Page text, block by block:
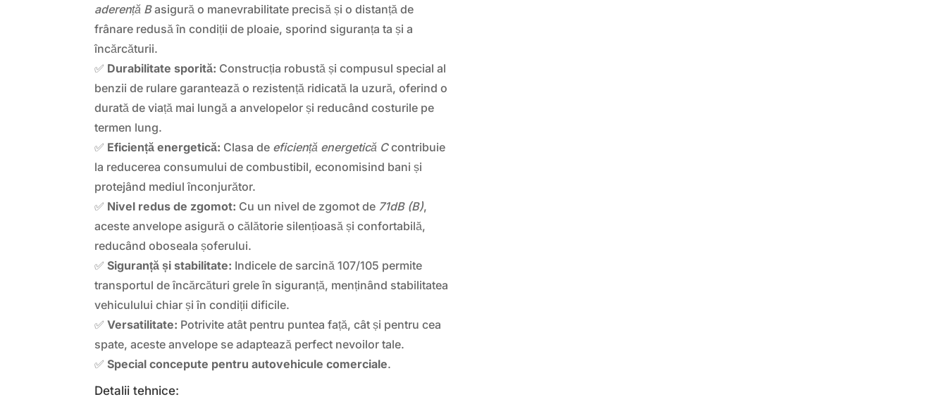
aderență Basigură o manevrabilitate precisă și o distanță de
frânare redusă în condiții de ploaie, sporind siguranța ta și a
încărcăturii.
✅ Durabilitate sporită: Construcția robustă și compusul special al
benzii de rulare garantează o rezistență ridicată la uzură, oferind o
durată de viață mai lungă a anvelopelor și reducând costurile pe
termen lung.
✅ Eficiență energetică: Clasa de eficiență energetică Ccontribuie
la reducerea consumului de combustibil, economisind bani și
protejând mediul înconjurător.
✅ Nivel redus de zgomot: Cu un nivel de zgomot de 71dB (B),
aceste anvelope asigură o călătorie silențioasă și confortabilă,
reducând oboseala șoferului.
✅Siguranță și stabilitate: Indicele de sarcină 107/105 permite
transportul de încărcături grele în siguranță, menținând stabilitatea
vehiculului chiar și în condiții dificile.
✅Versatilitate: Potrivite atât pentru puntea față, cât și pentru cea
spate, aceste anvelope se adaptează perfect nevoilor tale.
✅Special concepute pentru autovehicule comerciale.
Detalii tehnice: